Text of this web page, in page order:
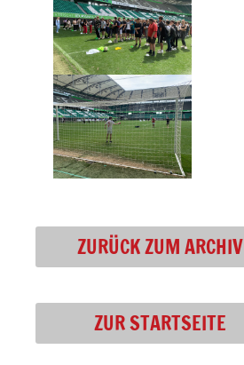
ZURÜCK ZUM ARCHIV
ZUR STARTSEITE